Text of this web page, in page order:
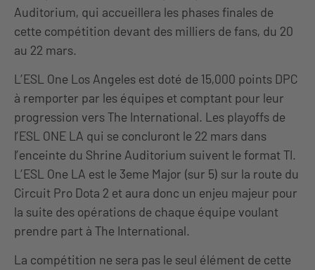
Auditorium, qui accueillera les phases finales de
cette compétition devant des milliers de fans, du 20
au 22 mars.
L’ESL One Los Angeles est doté de 15,000 points DPC
à remporter par les équipes et comptant pour leur
progression vers The International. Les playoffs de
l’ESL ONE LA qui se concluront le 22 mars dans
l’enceinte du Shrine Auditorium suivent le format TI.
L’ESL One LA est le 3eme Major (sur 5) sur la route du
Circuit Pro Dota 2 et aura donc un enjeu majeur pour
la suite des opérations de chaque équipe voulant
prendre part à The International.
La compétition ne sera pas le seul élément de cette